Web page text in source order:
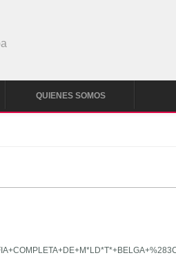
QUIENES SOMOS